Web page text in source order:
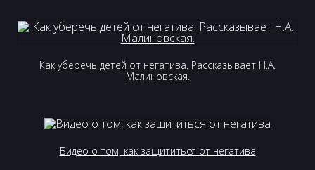
Как уберечь детей от негатива. Рассказывает Н.А.
Малиновская.
Видео о том, как защититься от негатива